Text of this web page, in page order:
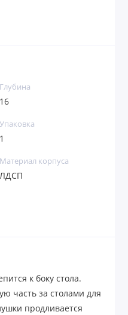
Глубина
16
Упаковка
1
Материал корпуса
ЛДСП
к боку стола.
часть за столами для
продливается